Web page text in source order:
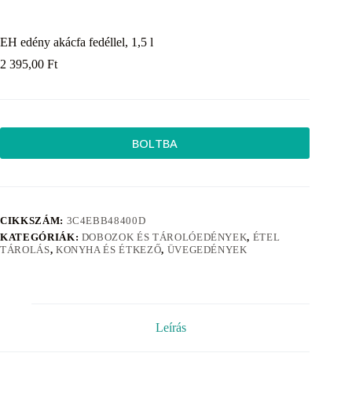
EH edény akácfa fedéllel, 1,5 l
2 395,00 Ft
BOLTBA
CIKKSZÁM: 3C4EBB48400D
KATEGÓRIÁK: DOBOZOK ÉS TÁROLÓEDÉNYEK, ÉTEL
TÁROLÁS, KONYHA ÉS ÉTKEZŐ, ÜVEGEDÉNYEK
Leírás